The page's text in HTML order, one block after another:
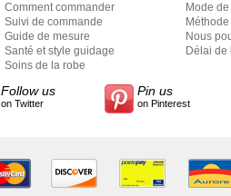
Comment commander
Suivi de commande
Guide de mesure
Santé et style guidage
Soins de la robe
Mode
Nous
Délai de
Follow us
on Twitter
Pin us
on Pinterest